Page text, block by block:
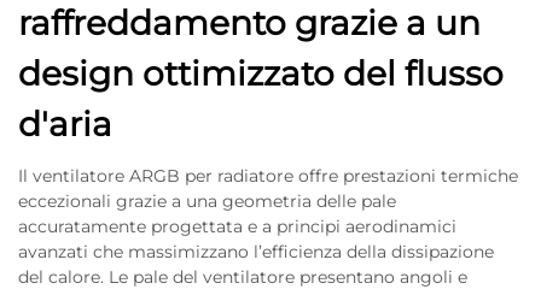
raffreddamento grazie a un
design ottimizzato del flusso
d'aria
Il ventilatore ARGB per radiatore offre prestazioni termiche
eccezionali grazie a una geometria delle pale
accuratamente progettata e a principi aerodinamici
avanzati che massimizzano l’efficienza della dissipazione
del calore. Le pale del ventilatore presentano angoli e